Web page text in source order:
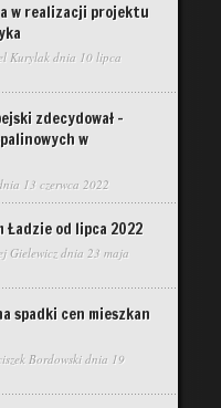
w realizacji projektu
Kurylakdnia 10 lipca
zdecydował –
w
13 czerwca 2022
Ładzie od lipca 2022
Gielewiczdnia 23 maja
spadki cen mieszkan
Bordowskidnia 19